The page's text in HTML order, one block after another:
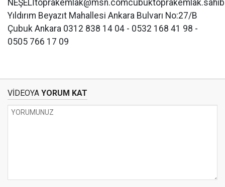
NEŞELİ
Yıldırım Beyazıt Mahallesi Ankara Bulvarı No:27/B
Çubuk Ankara 0312 838 14 04 - 0532 168 41 98 -
0505 766 17 09
VİDEOYA YORUM KAT